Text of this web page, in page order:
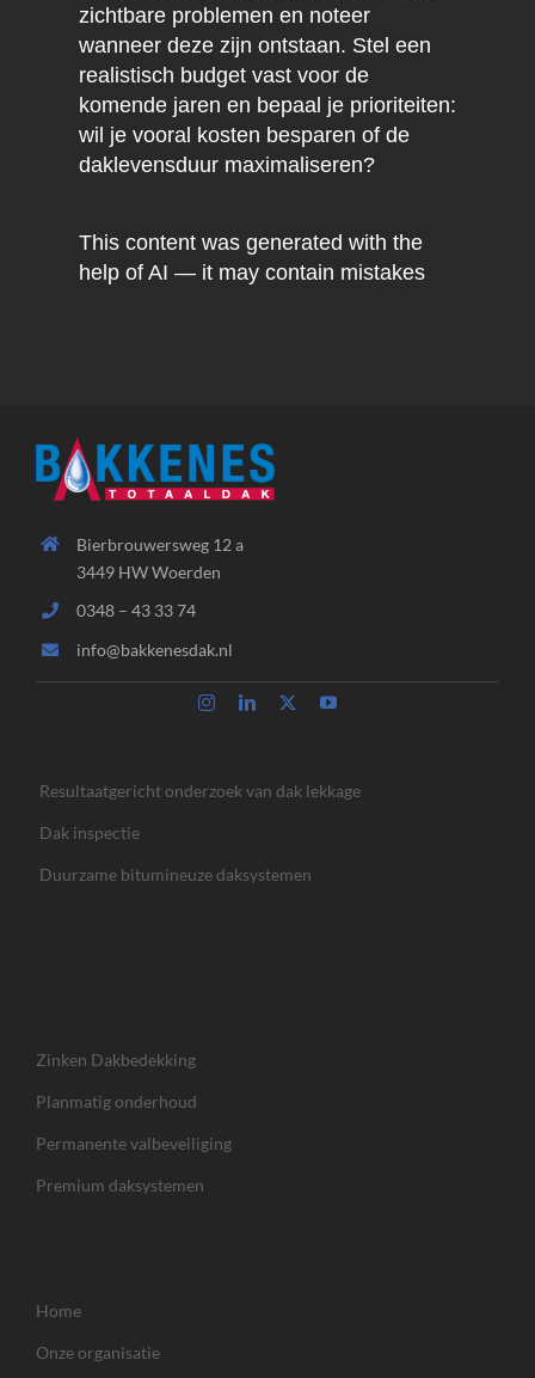
zichtbare problemen en noteer
wanneer deze zijn ontstaan. Stel een
realistisch budget vast voor de
komende jaren en bepaal je prioriteiten:
wil je vooral kosten besparen of de
daklevensduur maximaliseren?
This content was generated with the
help of AI — it may contain mistakes
Bierbrouwersweg 12 a
3449 HW Woerden
0348 – 43 33 74
info@bakkenesdak.nl
Resultaatgericht onderzoek van dak lekkage
Dak inspectie
Duurzame bitumineuze daksystemen
Zinken Dakbedekking
Planmatig onderhoud
Permanente valbeveiliging
Premium daksystemen
Home
Onze organisatie